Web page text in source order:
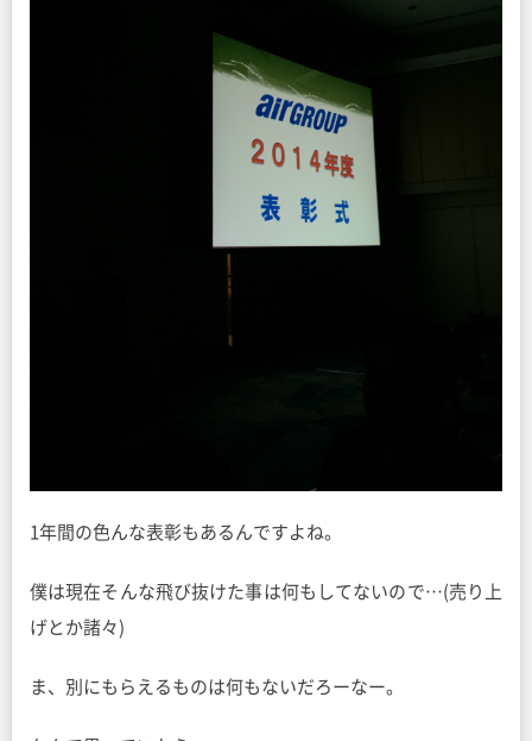
1年間の色んな表彰もあるんですよね。
僕は現在そんな飛び抜けた事は何もしてないので…(売り上
げとか諸々)
ま、別にもらえるものは何もないだろーなー。